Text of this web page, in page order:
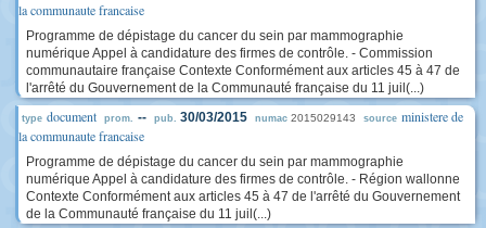
la communaute francaise
Programme de dépistage du cancer du sein par mammographie
numérique Appel à candidature des firmes de contrôle. - Commission
communautaire française Contexte Conformément aux articles 45 à 47 de
l'arrêté du Gouvernement de la Communauté française du 11 juil(...)
type document prom. -- pub. 30/03/2015 numac 2015029143 source ministere de
la communaute francaise
Programme de dépistage du cancer du sein par mammographie
numérique Appel à candidature des firmes de contrôle. - Région wallonne
Contexte Conformément aux articles 45 à 47 de l'arrêté du Gouvernement
de la Communauté française du 11 juil(...)